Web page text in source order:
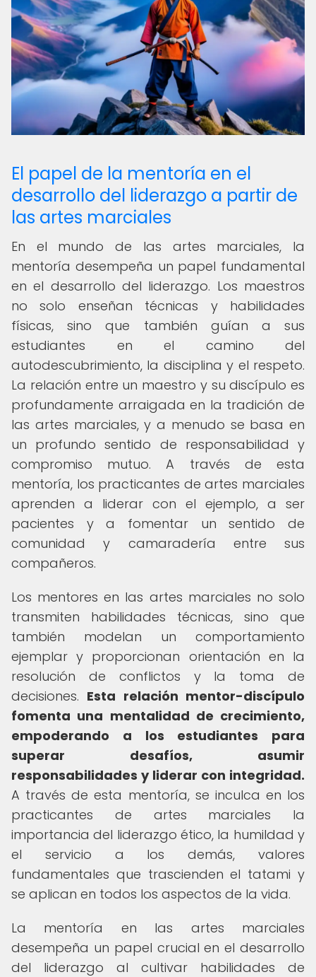
El papel de la mentoría en el
desarrollo del liderazgo a partir de
las artes marciales
En el mundo de las artes marciales, la
mentoría desempeña un papel fundamental
en el desarrollo del liderazgo. Los maestros
no solo enseñan técnicas y habilidades
físicas, sino que también guían a sus
estudiantes en el camino del
autodescubrimiento, la disciplina y el respeto.
La relación entre un maestro y su discípulo es
profundamente arraigada en la tradición de
las artes marciales, y a menudo se basa en
un profundo sentido de responsabilidad y
compromiso mutuo. A través de esta
mentoría, los practicantes de artes marciales
aprenden a liderar con el ejemplo, a ser
pacientes y a fomentar un sentido de
comunidad y camaradería entre sus
compañeros.
Los mentores en las artes marciales no solo
transmiten habilidades técnicas, sino que
también modelan un comportamiento
ejemplar y proporcionan orientación en la
resolución de conflictos y la toma de
decisiones. Esta relación mentor-discípulo
fomenta una mentalidad de crecimiento,
empoderando a los estudiantes para
superar desafíos, asumir
responsabilidades y liderar con integridad.
A través de esta mentoría, se inculca en los
practicantes de artes marciales la
importancia del liderazgo ético, la humildad y
el servicio a los demás, valores
fundamentales que trascienden el tatami y
se aplican en todos los aspectos de la vida.
La mentoría en las artes marciales
desempeña un papel crucial en el desarrollo
del liderazgo al cultivar habilidades de